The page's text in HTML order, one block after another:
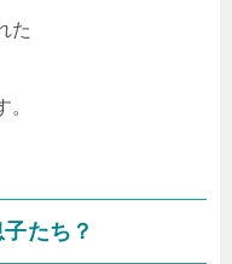
た
たち？